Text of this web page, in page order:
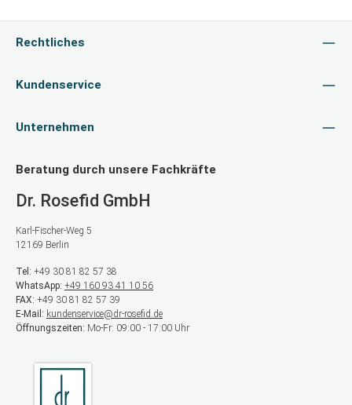
Rechtliches
Kundenservice
Unternehmen
Beratung durch unsere Fachkräfte
Dr. Rosefid GmbH
Karl-Fischer-Weg 5
12169 Berlin
Tel: +49 30 81 82 57 38
WhatsApp: +49 160 93 41 10 56
FAX: +49 30 81 82 57 39
E-Mail: kundenservice@dr-rosefid.de
Öffnungszeiten: Mo-Fr: 09:00 - 17:00 Uhr